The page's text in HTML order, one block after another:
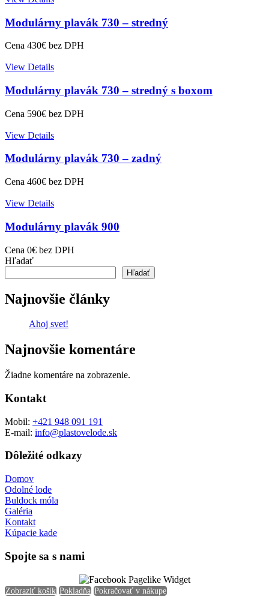
Modulárny plavák 730 – stredný
Cena 430€ bez DPH
View Details
Modulárny plavák 730 – stredný s boxom
Cena 590€ bez DPH
View Details
Modulárny plavák 730 – zadný
Cena 460€ bez DPH
View Details
Modulárny plavák 900
Cena 0€ bez DPH
Hľadať
Hľadať
Najnovšie články
Ahoj svet!
Najnovšie komentáre
Žiadne komentáre na zobrazenie.
Kontakt
Mobil: +421 948 091 191
E-mail: info@plastovelode.sk
Dôležité odkazy
Domov
Odolné lode
Buldock móla
Galéria
Kontakt
Kúpacie kade
Spojte sa s nami
Zobraziť košík Pokladňa Pokračovať v nákupe